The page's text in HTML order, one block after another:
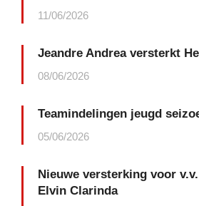
11/06/2026
Jeandre Andrea versterkt
08/06/2026
Teamindelingen jeugd
05/06/2026
Nieuwe versterking voor
Elvin Clarinda